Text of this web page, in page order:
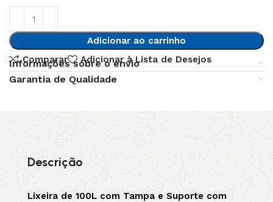
Adicionar ao carrinho
Comparar
Adicionar à Lista de Desejos
Informações sobre o envio
Garantia de Qualidade
Descrição
Lixeira de 100L com Tampa e Suporte com